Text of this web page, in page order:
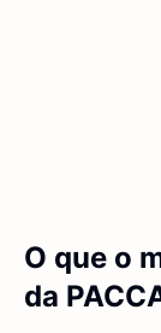
O que o
da